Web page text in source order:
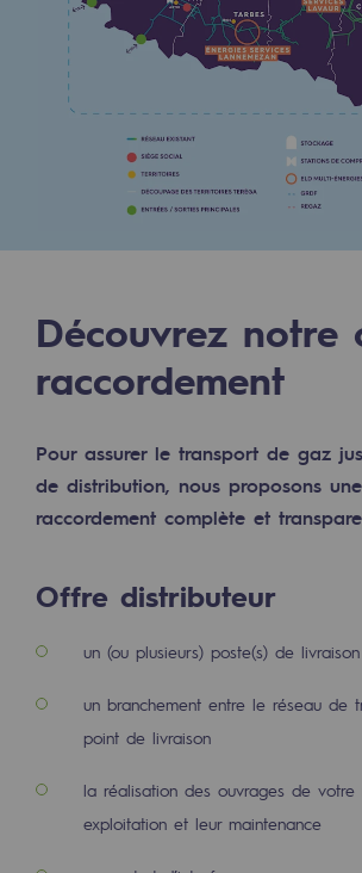
Pyrogazéification et
Méthanation
Captage de CO2
Nouveaux usages
Concertations CH4, H2 et
2050 : un monde
Objectif Hydrogène
CCUS Objectif Zéro CO2
Objectif Biométhane
Acteur engagé
Acteur engagé
Ambition RSE
Responsabilité
Découvrez notre
raccordement
Pour assurer le transport de gaz
de distribution, nous proposons
raccordement complète et
Offre distributeur
un (ou plusieurs) poste(s) de livraison
un branchement entre le réseau de
point de livraison
la réalisation des ouvrages de votre
exploitation et leur maintenance